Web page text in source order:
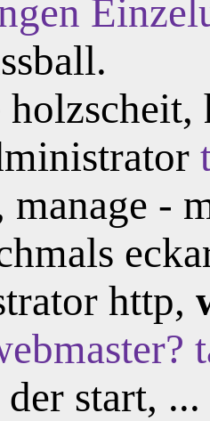
manage -
http,
start, ...